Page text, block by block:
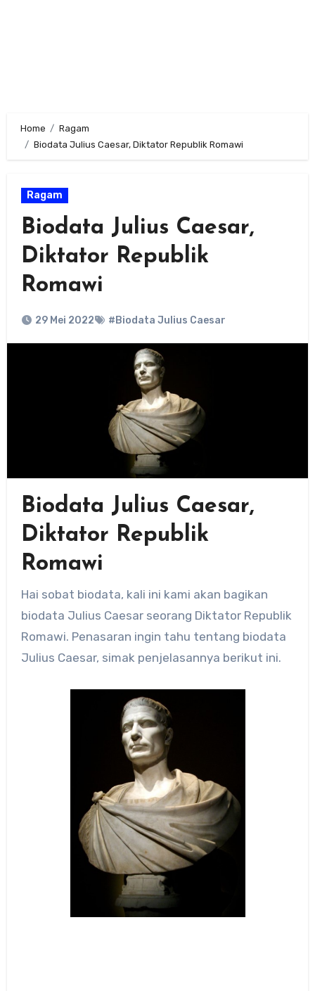
Home
Ragam
Biodata Julius Caesar, Diktator Republik Romawi
Ragam
Biodata Julius Caesar,
Diktator Republik
Romawi
29 Mei 2022 #Biodata Julius Caesar
Biodata Julius Caesar,
Diktator Republik
Romawi
Hai sobat biodata, kali ini kami akan bagikan
biodata Julius Caesar seorang Diktator Republik
Romawi. Penasaran ingin tahu tentang biodata
Julius Caesar, simak penjelasannya berikut ini.